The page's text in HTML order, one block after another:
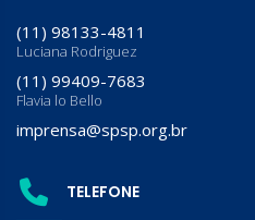
(11) 98133-4811
Luciana Rodriguez
(11) 99409-7683
Flavia lo Bello
imprensa@spsp.org.br
TELEFONE